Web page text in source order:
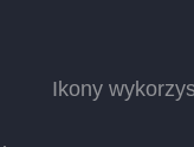
Ikony